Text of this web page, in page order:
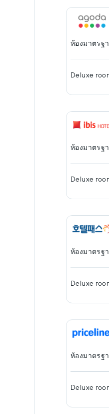
ห้องมาตรฐ
Deluxe
ห้องมาตรฐ
Deluxe
ห้องมาตรฐ
Deluxe
ห้องมาตรฐ
Deluxe